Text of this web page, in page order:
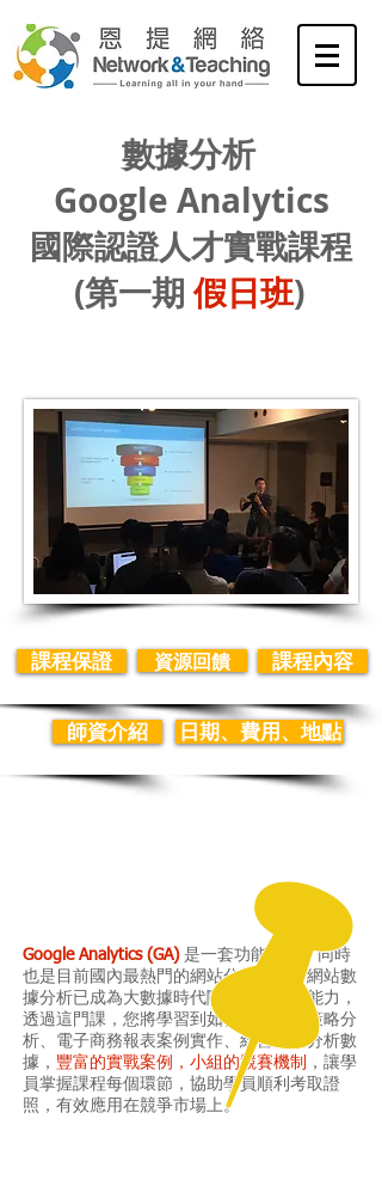
Google Analytics (GA)是一套功能強大、同時
也是目前國內最熱門的網站分析軟體，網站數
據分析已成為大數據時代關鍵性的必備能力，
透過這門課，您將學習到如何進行網路策略分
析、電子商務報表案例實作、經營網站分析數
據， 豐富的實戰案例，小組的競賽機制
，讓學
員掌握課程每個環節，協助學員順利考取證
照，有效應用在競爭市場上。
課程保證 資源回饋 課程內容
師資介紹 日期、費用、地點
數據分析
(第一期
假日班
)